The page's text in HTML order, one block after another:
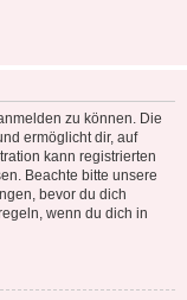
zu können. Die
ermöglicht dir, auf
kann registrierten
Beachte bitte unsere
bevor du dich
wenn du dich in